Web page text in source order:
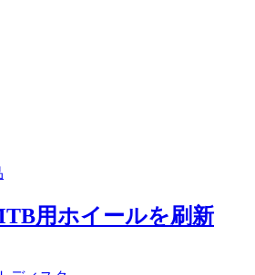
用ホイールを刷新